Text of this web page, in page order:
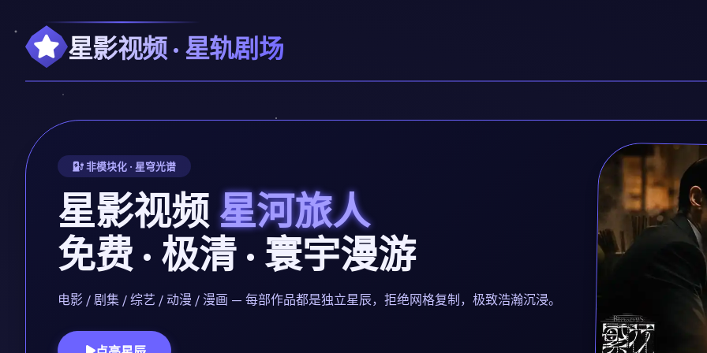
星影视频 · 星轨剧场
非模块化 · 星穹光谱
星影视频星河旅人
免费 · 极清 · 寰宇漫游
电影 / 剧集 / 综艺 / 动漫 / 漫画 — 每部作品都是独立星辰，拒绝网格复制，极致浩瀚沉浸。